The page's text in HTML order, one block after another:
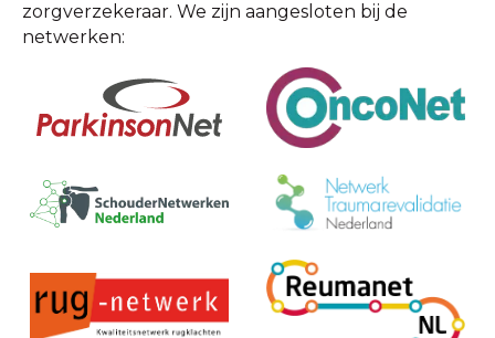
zorgverzekeraar. We zijn aangesloten bij de
netwerken: